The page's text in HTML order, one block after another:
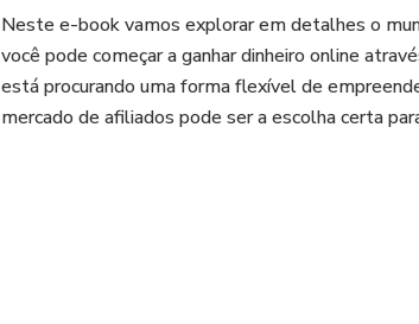
Neste e-book vamos explorar em detalhes o
você pode começar a ganhar dinheiro online
está procurando uma forma flexível de
mercado de afiliados pode ser a escolha certa